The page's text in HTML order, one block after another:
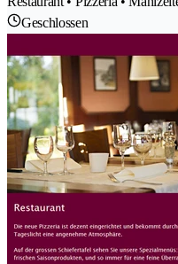
Geschlossen